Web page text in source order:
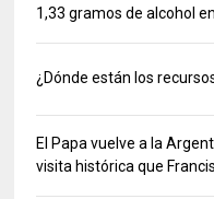
1,33 gramos de alcohol
¿Dónde están los
El Papa vuelve a la
visita histórica que